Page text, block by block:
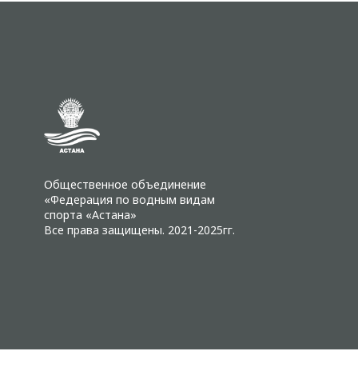
Общественное объединение
«Федерация по водным видам
спорта «Астана»
Все права защищены. 2021-2025гг.